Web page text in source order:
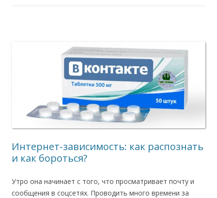
Интернет-зависимость: как распознать
и как бороться?
Утро она начинает с того, что просматривает почту и
сообщения в соцсетях. Проводить много времени за